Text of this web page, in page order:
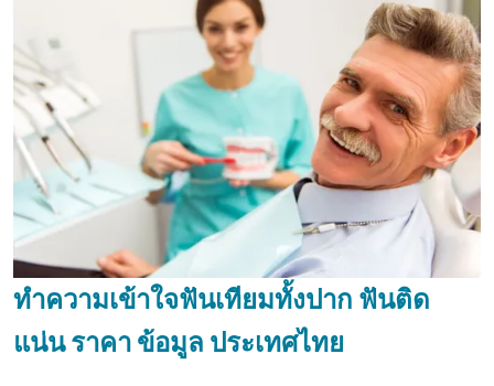
ทำความเข้าใจฟันเทียมทั้งปาก ฟันติด
แน่น ราคา ข้อมูล ประเทศไทย